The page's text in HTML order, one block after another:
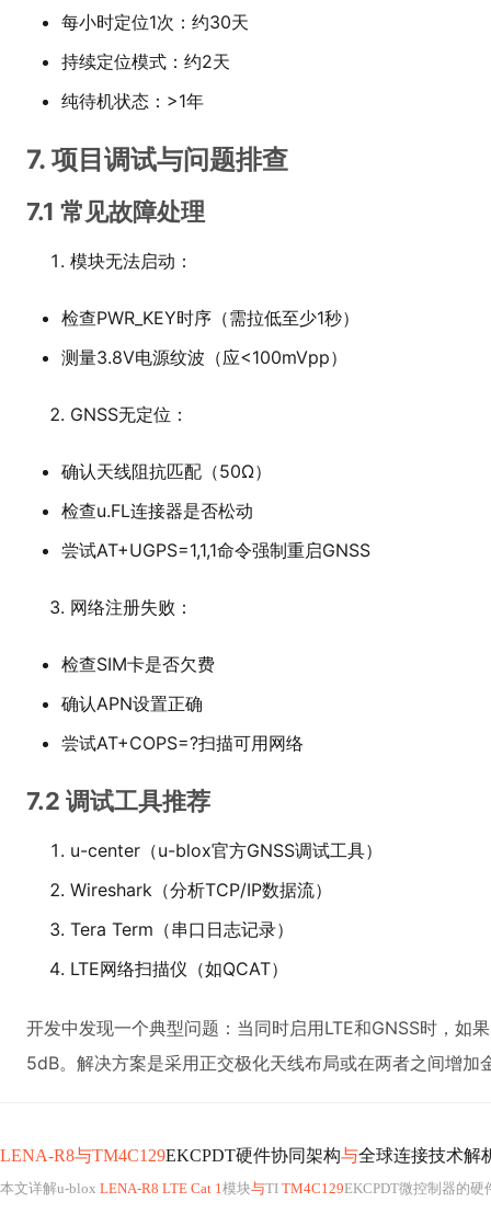
每小时定位1次：约30天
持续定位模式：约2天
纯待机状态：>1年
7. 项目调试与问题排查
7.1 常见故障处理
模块无法启动：
检查PWR_KEY时序（需拉低至少1秒）
测量3.8V电源纹波（应<100mVpp）
GNSS无定位：
确认天线阻抗匹配（50Ω）
检查u.FL连接器是否松动
尝试AT+UGPS=1,1,1命令强制重启GNSS
网络注册失败：
检查SIM卡是否欠费
确认APN设置正确
尝试AT+COPS=?扫描可用网络
7.2 调试工具推荐
u-center（u-blox官方GNSS调试工具）
Wireshark（分析TCP/IP数据流）
Tera Term（串口日志记录）
LTE网络扫描仪（如QCAT）
开发中发现一个典型问题：当同时启用LTE和GNSS时，如
5dB。解决方案是采用正交极化天线布局或在两者之间增加
LENA-R8与TM4C129EKCPDT硬件协同架构与全球连接技术解
本文详解u-blox LENA-R8 LTE Cat 1模块与TI TM4C129EKCPDT微控制器的硬件